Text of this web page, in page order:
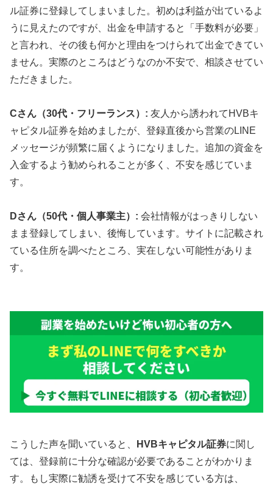
ル証券に登録してしまいました。初めは利益が出ているよ
うに見えたのですが、出金を申請すると「手数料が必要」
と言われ、その後も何かと理由をつけられて出金できてい
ません。実際のところはどうなのか不安で、相談させてい
ただきました。
Cさん（30代・フリーランス）: 友人から誘われてHVBキ
ャピタル証券を始めましたが、登録直後から営業のLINE
メッセージが頻繁に届くようになりました。追加の資金を
入金するよう勧められることが多く、不安を感じていま
す。
Dさん（50代・個人事業主）: 会社情報がはっきりしない
まま登録してしまい、後悔しています。サイトに記載され
ている住所を調べたところ、実在しない可能性がありま
す。
こうした声を聞いていると、 HVBキャピタル証券に関し
ては、登録前に十分な確認が必要であることがわかりま
す。もし実際に勧誘を受けて不安を感じている方は、